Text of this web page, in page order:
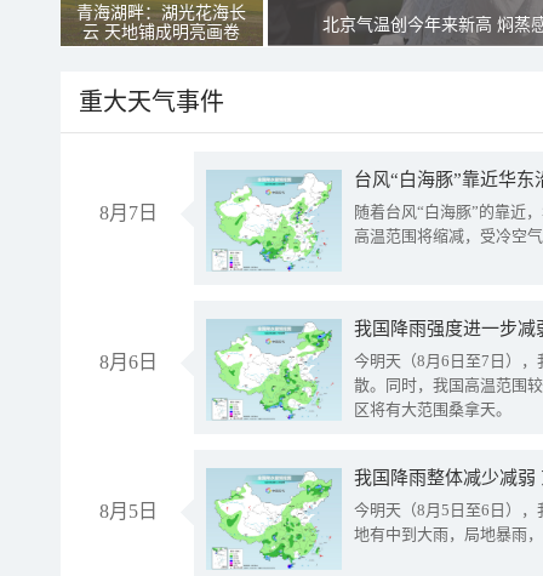
青海湖畔：湖光花海长
云 天地铺成明亮画卷
北京气温创今年来新高 焖蒸
重大天气事件
8月7日
台风“白海豚”靠近华
随着台风“白海豚”的靠近
高温范围将缩减，受冷空
8月6日
今明天（8月6日至7日）
散。同时，我国高温范围
区将有大范围桑拿天。
8月5日
我国降雨整体减少减弱
今明天（8月5日至6日）
地有中到大雨，局地暴雨